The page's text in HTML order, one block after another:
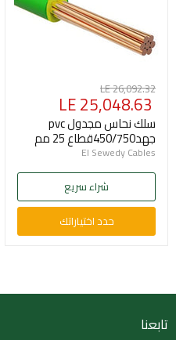
السعر
الأصلي
LE 26,092.32
السعر
الحالي
LE 25,048.63
سلك نحاس مجدول pvc
جهد450/750قطاع 25 مم
El Sewedy Cables
شراء سريع
حدد اختياراتك
تابعنا